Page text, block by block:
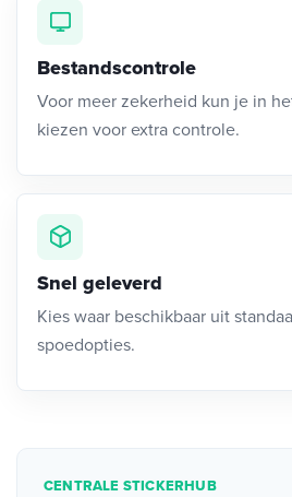
Bestandscontrole
Voor meer zekerheid kun je in
kiezen voor extra controle.
Snel geleverd
Kies waar beschikbaar uit
spoedopties.
CENTRALE STICKERHUB